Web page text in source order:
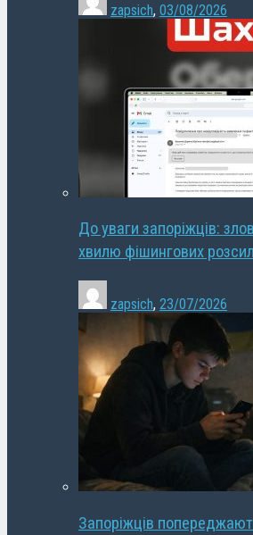
zapsich, 03/08/2026
До уваги запоріжців:
хвилю фішингових
zapsich, 23/07/2026
Запоріжців